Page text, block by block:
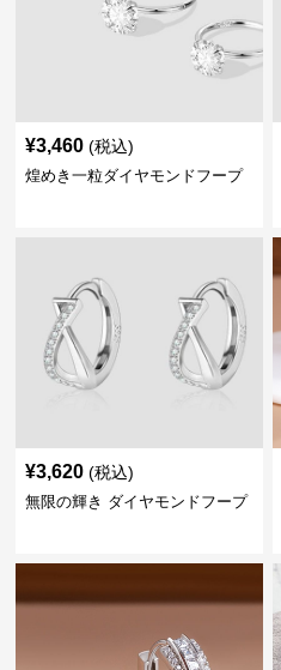
¥3,460 (税込)
煌めき一粒ダイヤモンドフープ
¥3,620 (税込)
無限の輝き ダイヤモンドフープ